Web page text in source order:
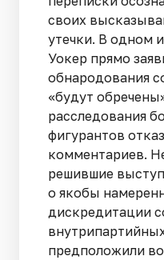
своих
утечки. В одном
Уокер прямо
обнародования
«будут
расследования
фигурантов
комментариев.
решившие
о якобы
дискредитации
предположили